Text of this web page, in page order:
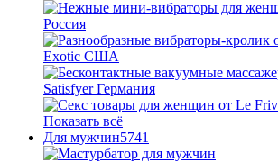
Показать всё
Для мужчин5741